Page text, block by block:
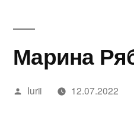
Марина
Написано
Iurii 12.07.2022